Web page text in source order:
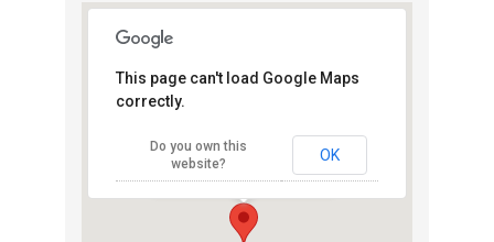
Santander La
via Roma - Torino
View Eventi
This page can't load Google Maps
correctly.
Do you own this
website?
OK